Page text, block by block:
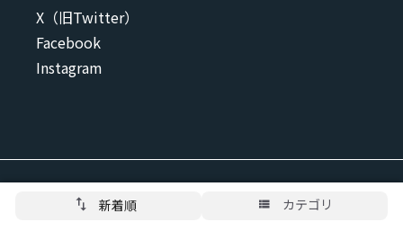
新着順 カテゴリ
X（旧Twitter）
Facebook
Instagram
© 2026, orosy. All rights reserved.